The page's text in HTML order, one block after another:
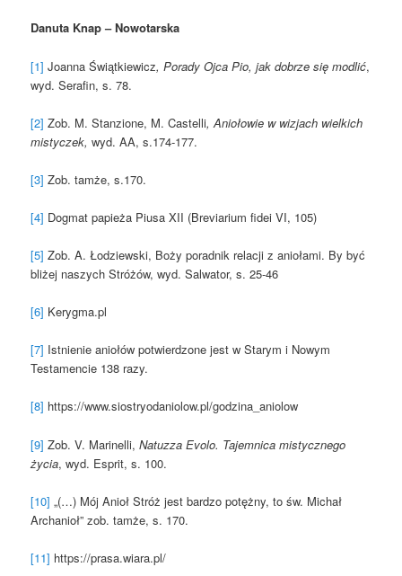
Danuta Knap – Nowotarska
[1] Joanna Świątkiewicz, Porady Ojca Pio, jak dobrze się modlić,
wyd. Serafin, s. 78.
[2] Zob. M. Stanzione, M. Castelli, Aniołowie w wizjach wielkich
mistyczek, wyd. AA, s.174-177.
[3] Zob. tamże, s.170.
[4] Dogmat papieża Piusa XII (Breviarium fidei VI, 105)
[5] Zob. A. Łodziewski, Boży poradnik relacji z aniołami. By być
bliżej naszych Stróżów, wyd. Salwator, s. 25-46
[6] Kerygma.pl
[7] Istnienie aniołów potwierdzone jest w Starym i Nowym
Testamencie 138 razy.
[8] https://www.siostryodaniolow.pl/godzina_aniolow
[9] Zob. V. Marinelli,Natuzza Evolo. Tajemnica mistycznego
życia, wyd. Esprit, s. 100.
[10] „(…) Mój Anioł Stróż jest bardzo potężny, to św. Michał
Archanioł” zob. tamże, s. 170.
[11] https://prasa.wiara.pl/